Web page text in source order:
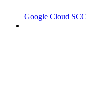
Google Cloud SCC